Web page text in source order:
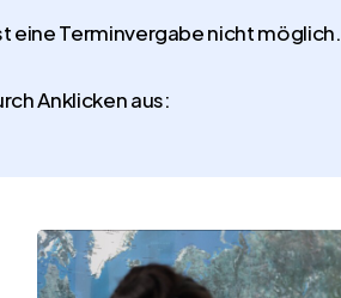
eine Terminvergabe nicht möglich.
Anklicken aus:
Learn
more